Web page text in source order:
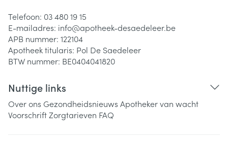
Telefoon: 03 480 19 15
E-mailadres: info@apotheek-desaedeleer.be
APB nummer: 122104
Apotheek titularis: Pol De Saedeleer
BTW nummer: BE0404041820
Nuttige links
Over ons Gezondheidsnieuws Apotheker van wacht
VoorschriftZorgtarieven FAQ